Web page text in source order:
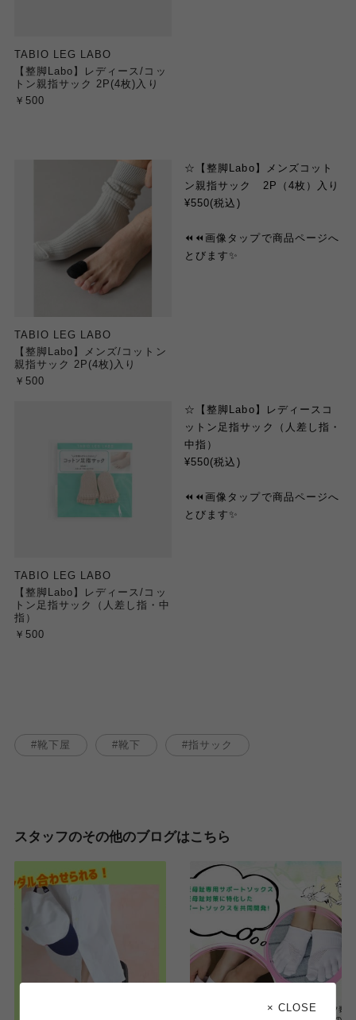
TABIO LEG LABO
【整脚Labo】レディース/コッ
トン親指サック 2P(4枚)入り
￥500
TABIO LEG LABO
【整脚Labo】メンズ/コットン
親指サック 2P(4枚)入り
￥500
☆【整脚Labo】メンズコット
ン親指サック 2P（4枚）入り
¥550(税込)
⏪️⏪️画像タップで商品ページへ
とびます✨
TABIO LEG LABO
【整脚Labo】レディース/コッ
トン足指サック（人差し指・中
指）
￥500
☆【整脚Labo】レディースコ
ットン足指サック（人差し指・
中指）
¥550(税込)
⏪️⏪️画像タップで商品ページへ
とびます✨
靴下屋 靴下 指サック
スタッフのその他のブログはこちら
× CLOSE